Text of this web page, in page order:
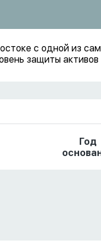
с одной из
защиты
Год